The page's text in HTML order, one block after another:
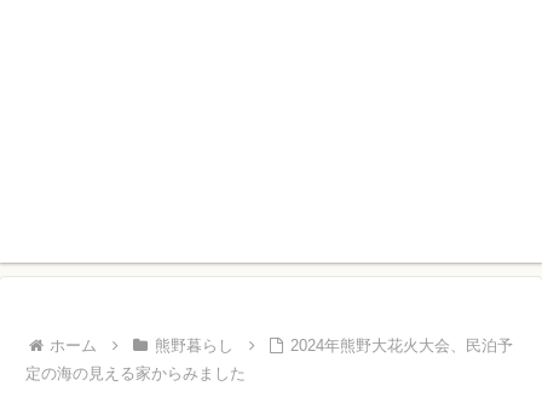
ホーム 熊野暮らし
2024年熊野大花火大会、民泊予
定の海の見える家からみました